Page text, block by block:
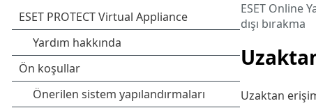
ESET Online
dışı bırakma
Uzaktan